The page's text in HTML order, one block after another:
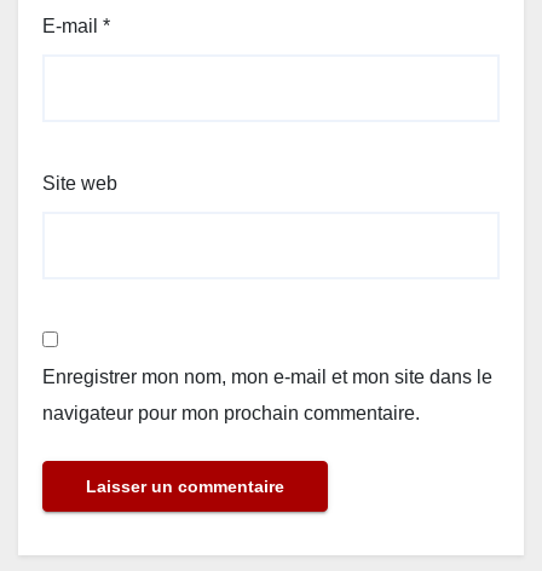
E-mail *
Site web
Enregistrer mon nom, mon e-mail et mon site dans le
navigateur pour mon prochain commentaire.